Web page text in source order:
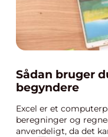
Sådan bruger
begyndere
Excel er et
beregninger og
anvendeligt, da det